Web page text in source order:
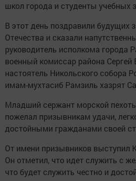
школ города и студенты учебных
В этот день поздравили будущих
Отечества и сказали
руководитель исполкома города
военный комиссар района Сергей
настоятель Никольского собора
имам-мухтасиб Рамзиль хазрят
Младший сержант морской
пожелал призывникам удачи,
достойными гражданами своей
От имени призывников выступил
Он отметил, что идет служить с
что будет служить честно и